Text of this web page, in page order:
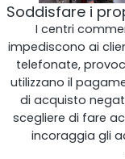
Soddisfare i
I centri
impediscono ai
telefonate,
utilizzano il
di acquisto
scegliere di fare
incoraggia gli